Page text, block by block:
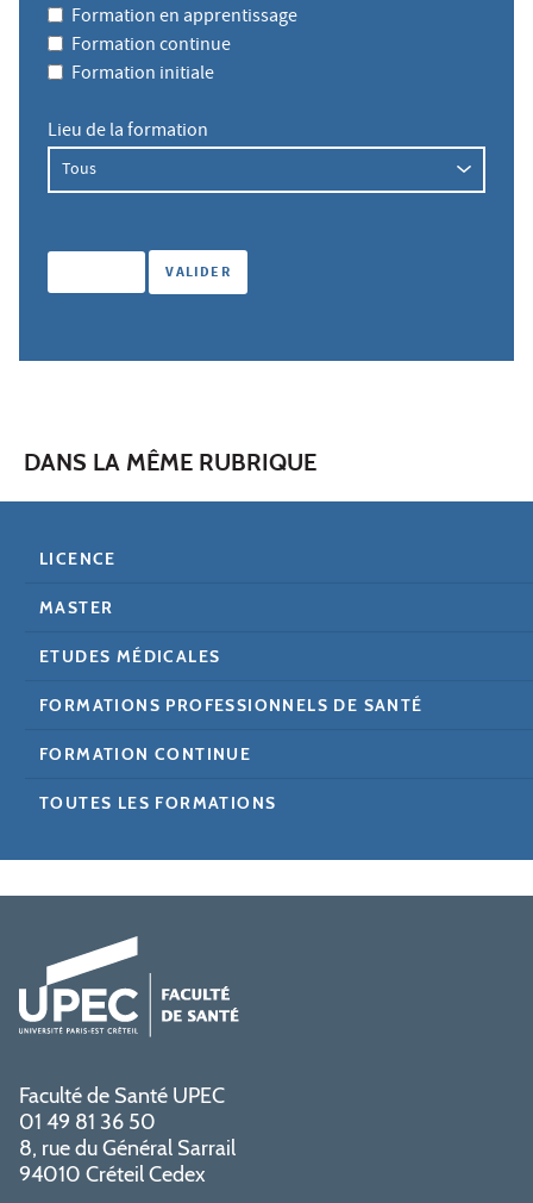
Formation en apprentissage
Formation continue
Formation initiale
Lieu de la formation
DANS LA MÊME RUBRIQUE
LICENCE
MASTER
ETUDES MÉDICALES
FORMATIONS PROFESSIONNELS DE SANTÉ
FORMATION CONTINUE
TOUTES LES FORMATIONS
Faculté de Santé UPEC
01 49 81 36 50
8, rue du Général Sarrail
94010 Créteil Cedex